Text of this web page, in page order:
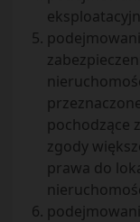
pochodzące
zgody
prawa do